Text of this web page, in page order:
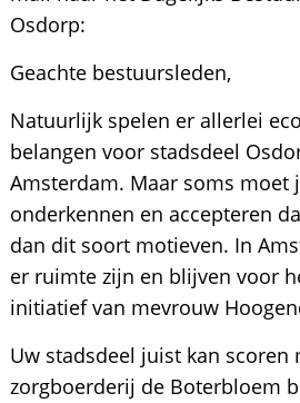
Osdorp:
Geachte bestuursleden,
Natuurlijk spelen er allerlei
belangen voor stadsdeel
Amsterdam. Maar soms moet
onderkennen en accepteren
dan dit soort motieven. In
er ruimte zijn en blijven voor
initiatief van mevrouw
Uw stadsdeel juist kan scoren
zorgboerderij de Boterbloem